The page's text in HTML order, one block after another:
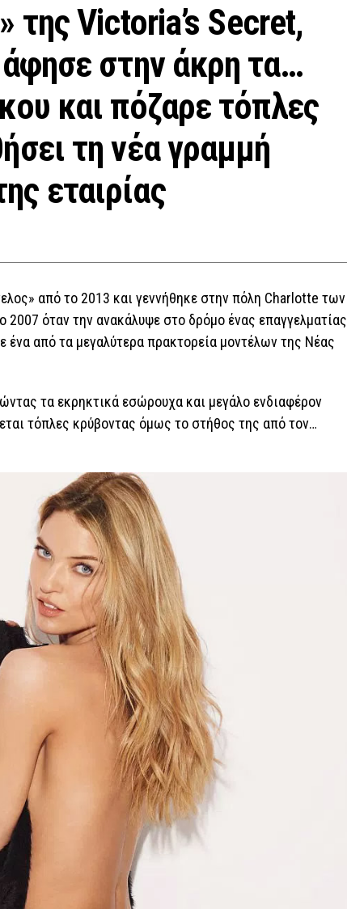
της Victoria’s Secret,
στην άκρη τα…
και πόζαρε τόπλες
τη νέα γραμμή
εταιρίας
από το 2013 και γεννήθηκε στην πόλη Charlotte των
2007 όταν την ανακάλυψε στο δρόμο ένας επαγγελματίας
από τα μεγαλύτερα πρακτορεία μοντέλων της Νέας
τα εκρηκτικά εσώρουχα και μεγάλο ενδιαφέρον
τόπλες κρύβοντας όμως το στήθος της από τον…